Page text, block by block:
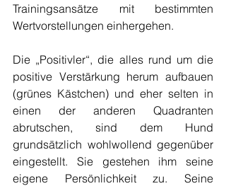
Trainingsansätze mit bestimmten
Wertvorstellungen einhergehen.
Die „Positivler“, die alles rund um die
positive Verstärkung herum aufbauen
(grünes Kästchen) und eher selten in
einen der anderen Quadranten
abrutschen, sind dem Hund
grundsätzlich wohlwollend gegenüber
eingestellt. Sie gestehen ihm seine
eigene Persönlichkeit zu. Seine